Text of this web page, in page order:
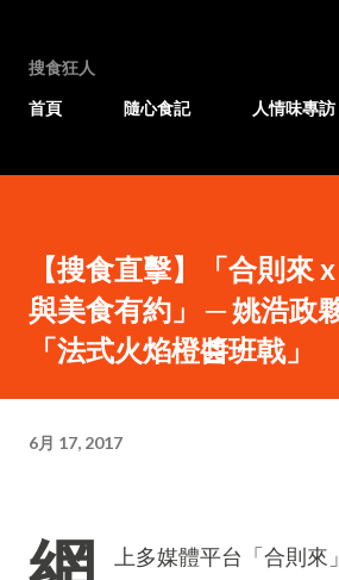
搜食狂人
首頁
隨心食記 人情味專訪
【搜食直擊】「合則來
與美食有約」 ─ 姚浩政
「法式火焰橙醬班戟」
6月 17, 2017
上多媒體平台「合則來